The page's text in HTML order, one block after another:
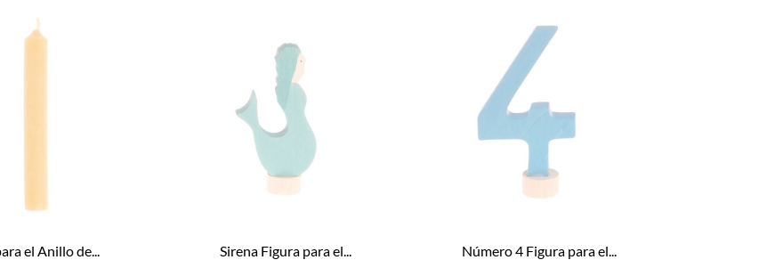
el Anillo de... Sirena Figura para el... Número 4 Figura para el...